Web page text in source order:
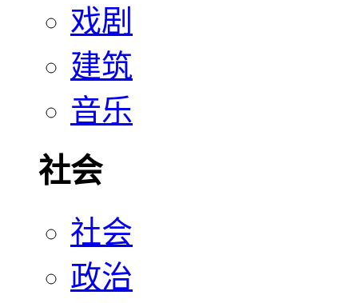
戏剧
建筑
音乐
社会
社会
政治